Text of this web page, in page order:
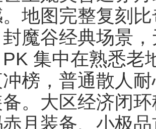
地图完整复刻
魔谷经典场景
集中在熟悉老
榜，普通散人
。大区经济闭
月装备、小极